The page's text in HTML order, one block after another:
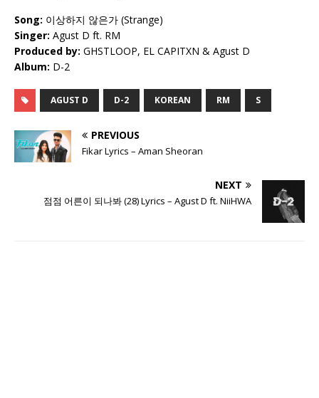
Song: 이상하지 않은가 (Strange)
Singer: Agust D ft. RM
Produced by: GHSTLOOP, EL CAPITXN & Agust D
Album: D-2
AGUST D D-2 KOREAN RM S
PREVIOUS
Fikar Lyrics – Aman Sheoran
NEXT
점점 어른이 되나봐 (28) Lyrics – Agust D ft. NiiHWA